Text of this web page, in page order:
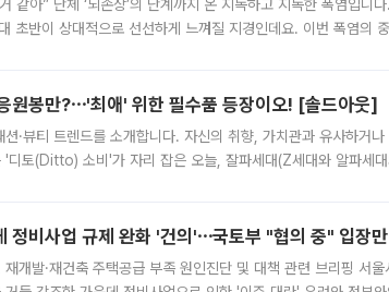
같아” 단체 ‘뇌손상’의 단계까지 온 지독하고 지독한 폭염입
초반이 상대적으로 선선하게 느껴질 지경인데요. 이번 폭염의
원봉만?⋯'최애' 위한 필수품 등장이오! [솔드아웃]
션·뷰티 트렌드를 소개합니다. 자신의 취향, 가치관과 유사하거
'디토(Ditto) 소비'가 자리 잡은 오늘, 잘파세대(Z세대와 알파세
정비사업 규제 완화 '건의'⋯국토부 "협의 중" 입장
개발·재건축 주택공급 부족 원인진단 및 대책 관련 브리핑 서